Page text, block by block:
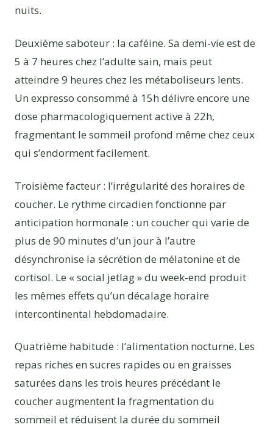
nuits.
Deuxième saboteur : la caféine. Sa demi-vie est de
5 à 7 heures chez l’adulte sain, mais peut
atteindre 9 heures chez les métaboliseurs lents.
Un expresso consommé à 15h délivre encore une
dose pharmacologiquement active à 22h,
fragmentant le sommeil profond même chez ceux
qui s’endorment facilement.
Troisième facteur : l’irrégularité des horaires de
coucher. Le rythme circadien fonctionne par
anticipation hormonale : un coucher qui varie de
plus de 90 minutes d’un jour à l’autre
désynchronise la sécrétion de mélatonine et de
cortisol. Le « social jetlag » du week-end produit
les mêmes effets qu’un décalage horaire
intercontinental hebdomadaire.
Quatrième habitude : l’alimentation nocturne. Les
repas riches en sucres rapides ou en graisses
saturées dans les trois heures précédant le
coucher augmentent la fragmentation du
sommeil et réduisent la durée du sommeil